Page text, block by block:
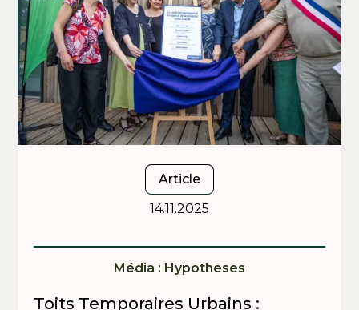
Article
14.11.2025
Média : Hypotheses
Toits Temporaires Urbains :